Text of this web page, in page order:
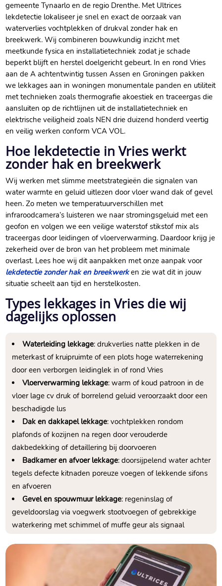
gemeente Tynaarlo en de regio Drenthe. Met Ultrices
lekdetectie lokaliseer je snel en exact de oorzaak van
waterverlies vochtplekken of drukval zonder hak en
breekwerk. Wij combineren bouwkundig inzicht met
meetkunde fysica en installatietechniek zodat je schade
beperkt blijft en herstel doelgericht gebeurt. In en rond Vries
aan de A achtentwintig tussen Assen en Groningen pakken
we lekkages aan in woningen monumentale panden en utiliteit
met technieken zoals thermografie akoestiek en traceergas die
aansluiten op de richtlijnen uit de installatietechniek en
elektrische veiligheid zoals NEN drie duizend honderd veertig
en veilig werken conform VCA VOL.
Hoe lekdetectie in Vries werkt
zonder hak en breekwerk
Wij werken met slimme meetstrategieën die signalen van
water warmte en geluid uitlezen door vloer wand dak of gevel
heen. Zo meten we temperatuurverschillen met
infraroodcamera’s luisteren we naar stromingsgeluid met een
geofon en volgen we een veilige waterstof stikstof mix als
traceergas door leidingen of vloerverwarming. Daardoor krijg je
zekerheid over de bron van het probleem met minimale
overlast. Lees hoe wij dit aanpakken met onze aanpak voor
lekdetectie zonder hak en breekwerken zie wat dit in jouw
situatie scheelt aan tijd en herstelkosten.
Types lekkages in Vries die wij
dagelijks oplossen
Waterleiding lekkage: drukverlies natte plekken in de
meterkast of kruipruimte of een plots hoge waterrekening
door een verborgen leidinglek in of rond Vries
Vloerverwarming lekkage: warm of koud patroon in de
vloer lage cv druk of borrelend geluid veroorzaakt door een
beschadigde lus
Dak en dakkapel lekkage: vochtplekken rondom
plafonds of kozijnen na regen door verouderde
dakbedekking of detaillering bij doorvoeren
Badkamer en afvoer lekkage: doorsijpelend water achter
tegels defecte kitnaden poreuze voegen of lekkende sifons
en afvoeren
Gevel en spouwmuur lekkage: regeninslag of
geveldoorslag via voegwerk stootvoegen of gebrekkige
waterkering met schimmel of muffe geur als signaal